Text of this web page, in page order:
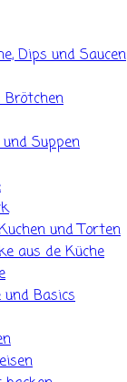
Dips und Saucen
Suppen
und Torten
aus de Küche
und Basics